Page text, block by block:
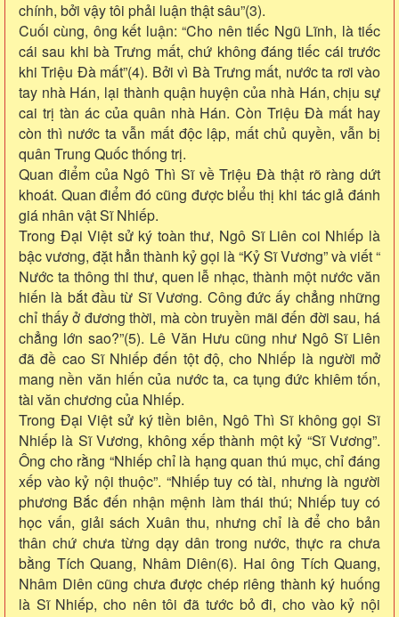
chính, bởi vậy tôi phải luận thật sâu”(3).
Cuối cùng, ông kết luận: “Cho nên tiếc Ngũ Lĩnh, là tiếc
cái sau khi bà Trưng mất, chứ không đáng tiếc cái trước
khi Triệu Đà mất”(4). Bởi vì Bà Trưng mất, nước ta rơi vào
tay nhà Hán, lại thành quận huyện của nhà Hán, chịu sự
cai trị tàn ác của quân nhà Hán. Còn Triệu Đà mất hay
còn thì nước ta vẫn mất độc lập, mất chủ quyền, vẫn bị
quân Trung Quốc thống trị.
Quan điểm của Ngô Thì Sĩ về Triệu Đà thật rõ ràng dứt
khoát. Quan điểm đó cũng được biểu thị khi tác giả đánh
giá nhân vật Sĩ Nhiếp.
Trong Đại Việt sử ký toàn thư, Ngô Sĩ Liên coi Nhiếp là
bậc vương, đặt hẳn thành kỷ gọi là “Kỷ Sĩ Vương” và viết “
Nước ta thông thi thư, quen lễ nhạc, thành một nước văn
hiến là bắt đầu từ Sĩ Vương. Công đức ấy chẳng những
chỉ thấy ở đương thời, mà còn truyền mãi đến đời sau, há
chẳng lớn sao?”(5). Lê Văn Hưu cũng như Ngô Sĩ Liên
đã đề cao Sĩ Nhiếp đến tột độ, cho Nhiếp là người mở
mang nền văn hiến của nước ta, ca tụng đức khiêm tốn,
tài văn chương của Nhiếp.
Trong Đại Việt sử ký tiền biên, Ngô Thì Sĩ không gọi Sĩ
Nhiếp là Sĩ Vương, không xếp thành một kỷ “Sĩ Vương”.
Ông cho rằng “Nhiếp chỉ là hạng quan thú mục, chỉ đáng
xếp vào kỷ nội thuộc”. “Nhiếp tuy có tài, nhưng là người
phương Bắc đến nhận mệnh làm thái thú; Nhiếp tuy có
học vấn, giải sách Xuân thu, nhưng chỉ là để cho bản
thân chứ chưa từng dạy dân trong nước, thực ra chưa
bằng Tích Quang, Nhâm Diên(6). Hai ông Tích Quang,
Nhâm Diên cũng chưa được chép riêng thành ký huống
là Sĩ Nhiếp, cho nên tôi đã tước bỏ đi, cho vào kỷ nội